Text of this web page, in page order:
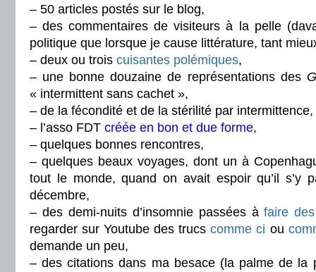
– 50 articles postés sur le blog,
– des commentaires de visiteurs à la pelle
politique que lorsque je cause littérature, tant
– deux ou trois cuisantes polémiques,
– une bonne douzaine de représentations des
« intermittent sans cachet »,
– de la fécondité et de la stérilité par intermittence,
– l’asso FDT créée en bon et due forme,
– quelques bonnes rencontres,
– quelques beaux voyages, dont un à
tout le monde, quand on avait espoir qu’il s’y
décembre,
– des demi-nuits d’insomnie passées àfaire
regarder sur Youtube des trucscomme ci ou
demande un peu,
– des citations dans ma besace (la palme de la